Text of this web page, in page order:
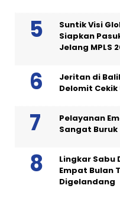
Suntik Visi
Siapkan
Jelang MPLS
Jeritan di
Delomit
Pelayanan
Sangat Buruk
Lingkar Sabu
Empat Bulan
Digelandang